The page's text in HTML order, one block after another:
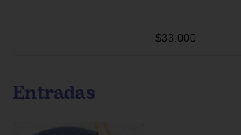
$33.000
Entradas